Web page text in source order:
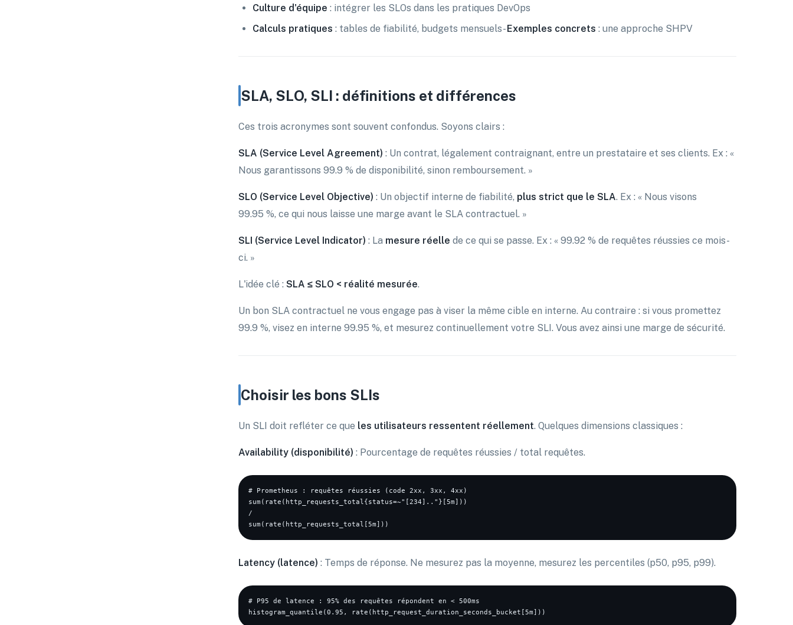
Culture d'équipe : intégrer les SLOs dans les pratiques DevOps
Calculs pratiques : tables de fiabilité, budgets mensuels-Exemples concrets : une approche SHPV
SLA, SLO, SLI : définitions et différences
Ces trois acronymes sont souvent confondus. Soyons clairs :
SLA (Service Level Agreement) : Un contrat, légalement contraignant, entre un prestataire et ses clients. Ex : «
Nous garantissons 99.9 % de disponibilité, sinon remboursement. »
SLO (Service Level Objective) : Un objectif interne de fiabilité, plus strict que le SLA. Ex : « Nous visons
99.95 %, ce qui nous laisse une marge avant le SLA contractuel. »
SLI (Service Level Indicator) : La mesure réelle de ce qui se passe. Ex : « 99.92 % de requêtes réussies ce mois-
ci. »
L'idée clé : SLA ≤ SLO < réalité mesurée.
Un bon SLA contractuel ne vous engage pas à viser la même cible en interne. Au contraire : si vous promettez
99.9 %, visez en interne 99.95 %, et mesurez continuellement votre SLI. Vous avez ainsi une marge de sécurité.
Choisir les bons SLIs
Un SLI doit refléter ce que les utilisateurs ressentent réellement. Quelques dimensions classiques :
Availability (disponibilité) : Pourcentage de requêtes réussies / total requêtes.
# Prometheus : requêtes réussies (code 2xx, 3xx, 4xx)
sum(rate(http_requests_total{status=~"[234].."}[5m]))
/
Latency (latence) : Temps de réponse. Ne mesurez pas la moyenne, mesurez les percentiles (p50, p95, p99).
# P95 de latence : 95% des requêtes répondent en < 500ms